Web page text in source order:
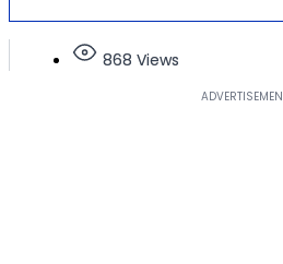
868 Views